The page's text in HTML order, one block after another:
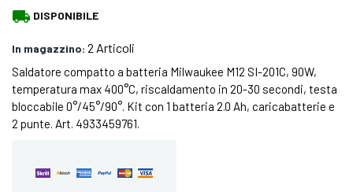
local_shipping DISPONIBILE
In magazzino: 2 Articoli
Saldatore compatto a batteria Milwaukee M12 SI-201C, 90W,
temperatura max 400°C, riscaldamento in 20-30 secondi, testa
bloccabile 0°/45°/90°. Kit con 1 batteria 2.0 Ah, caricabatterie e
2 punte. Art. 4933459761.